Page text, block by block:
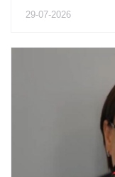
29-07-2026